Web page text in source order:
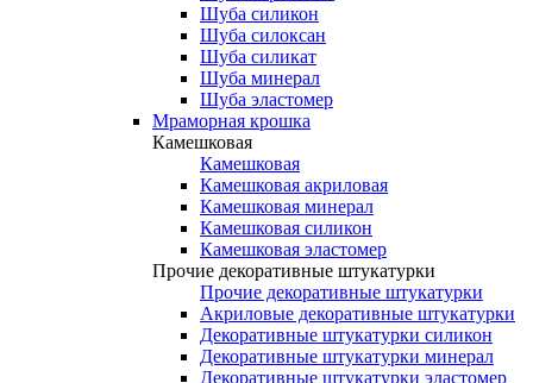
Шуба силикон
Шуба силоксан
Шуба силикат
Шуба минерал
Шуба эластомер
Мраморная крошка
Камешковая
Камешковая
Камешковая акриловая
Камешковая минерал
Камешковая силикон
Камешковая эластомер
Прочие декоративные штукатурки
Прочие декоративные штукатурки
Акриловые декоративные штукатурки
Декоративные штукатурки силикон
Декоративные штукатурки минерал
Декоративные штукатурки эластомер